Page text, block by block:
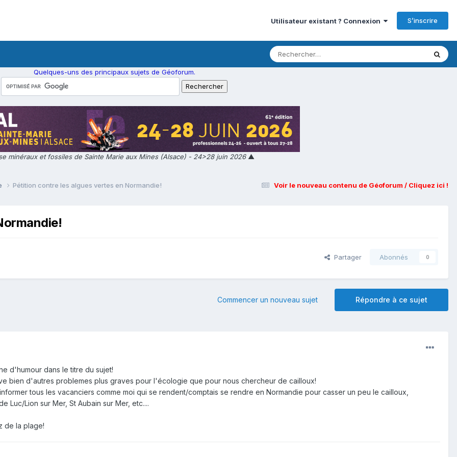
Utilisateur existant ? Connexion S’inscrire
Quelques-uns des principaux sujets de Géoforum.
minéraux et fossiles de Sainte Marie aux Mines (Alsace) - 24>28 juin 2026▲
Voir le nouveau contenu de Géoforum / Cliquez ici !
Pétition contre les algues vertes en Normandie!
Partager Abonnés 0
Répondre à ce sujet
Commencer un nouveau sujet
d'humour dans le titre du sujet!
bien d'autres problemes plus graves pour l'écologie que pour nous chercheur de cailloux!
tous les vacanciers comme moi qui se rendent/comptais se rendre en Normandie pour casser un peu le cailloux,
Luc/Lion sur Mer, St Aubain sur Mer, etc....
de la plage!